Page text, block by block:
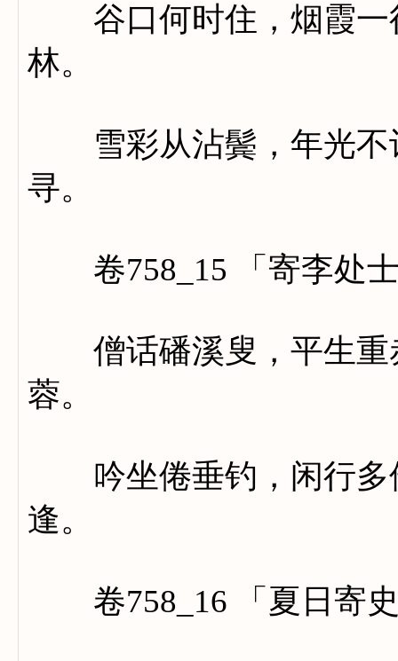
谷口何时住，烟霞一
林。
雪彩从沾鬓，年光不
寻。
卷758_15 「寄李处
僧话磻溪叟，平生重
蓉。
吟坐倦垂钓，闲行多
逢。
卷758_16 「夏日寄史